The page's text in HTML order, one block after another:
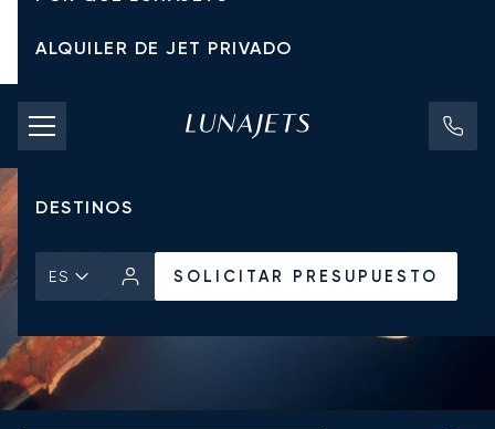
ALQUILER DE JET PRIVADO
TARIFAS DE CHÁRTER
JETS PRIVADOS
DESTINOS
ES SOLICITAR PRESUPUESTO